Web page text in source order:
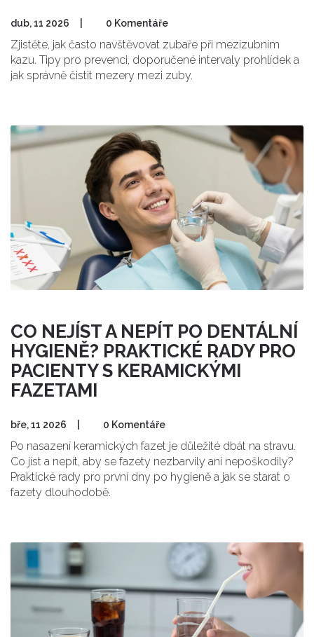
dub, 11 2026 0 Komentáře
Zjistěte, jak často navštěvovat zubaře při mezizubním
kazu. Tipy pro prevenci, doporučené intervaly prohlídek a
jak správně čistit mezery mezi zuby.
CO NEJÍST A NEPÍT PO DENTÁLNÍ
HYGIENĚ? PRAKTICKÉ RADY PRO
PACIENTY S KERAMICKÝMI
FAZETAMI
bře, 11 2026 0 Komentáře
Po nasazení keramických fazet je důležité dbát na stravu.
Co jíst a nepít, aby se fazety nezbarvily ani nepoškodily?
Praktické rady pro první dny po hygieně a jak se starat o
fazety dlouhodobě.